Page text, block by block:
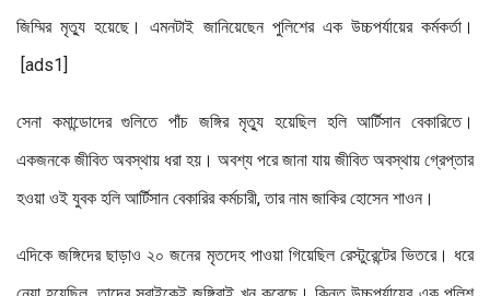
জিম্মির মৃত্যু হয়েছে। এমনটাই জানিয়েছেন পুলিশের এক উচ্চপর্যায়ের কর্মকর্তা।
[ads1]
সেনা কমান্ডোদের গুলিতে পাঁচ জঙ্গির মৃত্যু হয়েছিল হলি আর্টিসান বেকারিতে।
একজনকে জীবিত অবস্থায় ধরা হয়। অবশ্য পরে জানা যায় জীবিত অবস্থায় গ্রেপ্তার
হওয়া ওই যুবক হলি আর্টিসান বেকারির কর্মচারী, তার নাম জাকির হোসেন শাওন।
এদিকে জঙ্গিদের ছাড়াও ২০ জনের মৃতদেহ পাওয়া গিয়েছিল রেস্টুরেন্টের ভিতরে। ধরে